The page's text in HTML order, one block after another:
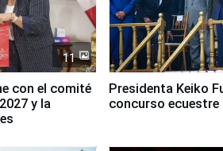
11
con el comité
y la
Presidenta Keiko
concurso ecuestre